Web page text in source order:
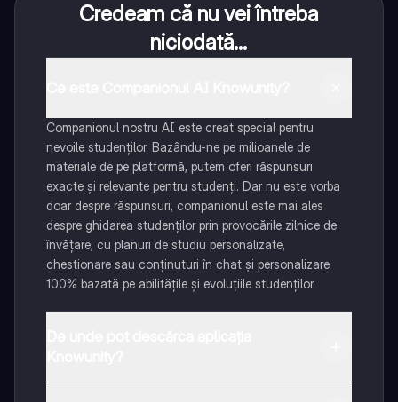
Credeam că nu vei întreba
niciodată...
Companionul nostru AI este creat special pentru
nevoile studenților. Bazându-ne pe milioanele de
materiale de pe platformă, putem oferi răspunsuri
exacte și relevante pentru studenți. Dar nu este vorba
doar despre răspunsuri, companionul este mai ales
despre ghidarea studenților prin provocările zilnice de
învățare, cu planuri de studiu personalizate,
chestionare sau conținuturi în chat și personalizare
100% bazată pe abilitățile și evoluțiile studenților.